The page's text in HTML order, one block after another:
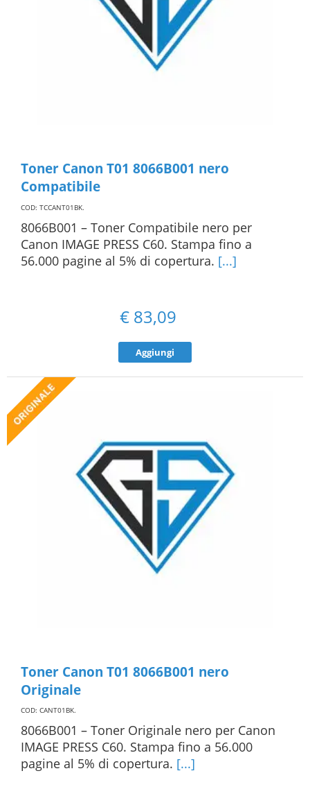
Toner Canon T01 8066B001 nero
Compatibile
COD: TCCANT01BK.
8066B001 – Toner Compatibile nero per
Canon IMAGE PRESS C60. Stampa fino a
56.000 pagine al 5% di copertura. [...]
€ 83,09
Aggiungi
Toner Canon T01 8066B001 nero
Originale
COD: CANT01BK.
8066B001 – Toner Originale nero per Canon
IMAGE PRESS C60. Stampa fino a 56.000
pagine al 5% di copertura. [...]